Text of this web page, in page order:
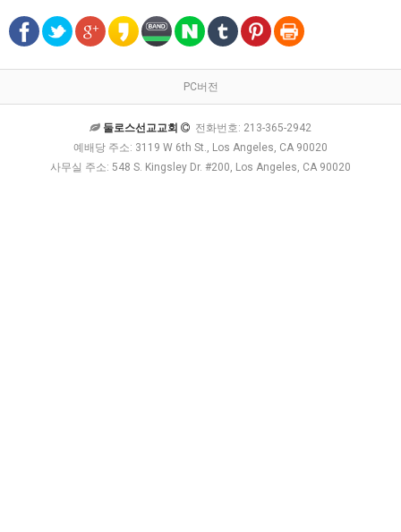
PC버전
둘로스선교교회
전화번호: 213-365-2942
예배당 주소: 3119 W 6th St., Los Angeles, CA 90020
사무실 주소: 548 S. Kingsley Dr. #200, Los Angeles, CA 90020